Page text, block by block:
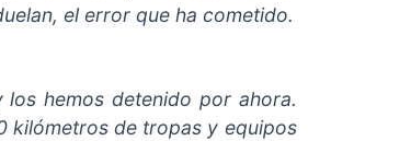
el error que ha cometido.
los hemos detenido por ahora.
kilómetros de tropas y equipos